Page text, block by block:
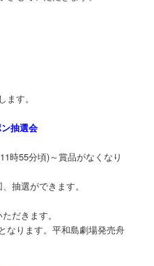
す。
抽選会
時55分頃)～賞品がなくなり
抽選ができます。
だきます。
なります。平和島劇場発売舟